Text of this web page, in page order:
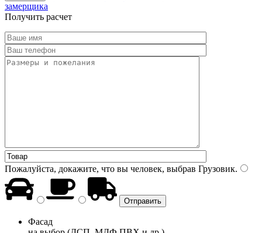
замерщика
Получить расчет
Пожалуйста, докажите, что вы человек, выбрав Грузовик.
Фасад